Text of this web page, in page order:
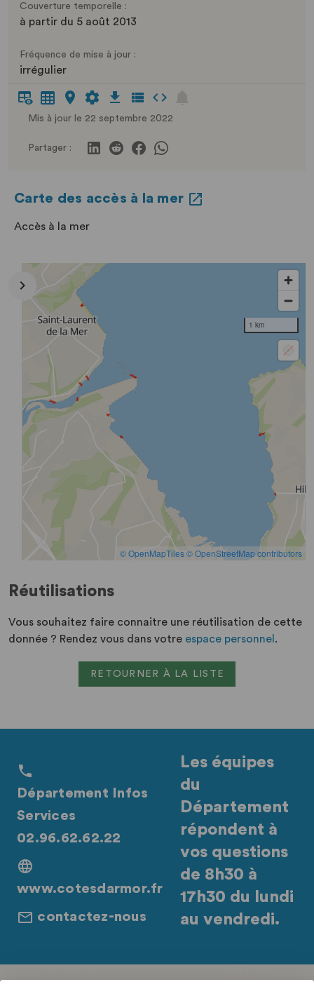
Couverture temporelle :
à partir du 5 août 2013
Fréquence de mise à jour :
irrégulier
Mis à jour le 22 septembre 2022
Partager :
Carte des accès à la mer
Accès à la mer
Réutilisations
Vous souhaitez faire connaitre une réutilisation de cette
donnée ? Rendez vous dans votre espace personnel .
RETOURNER À LA LISTE
Département Infos
Services
02.96.62.62.22
www.cotesdarmor.fr
contactez-nous
Les équipes
du
Département
répondent à
vos questions
de 8h30 à
17h30 du lundi
au vendredi.